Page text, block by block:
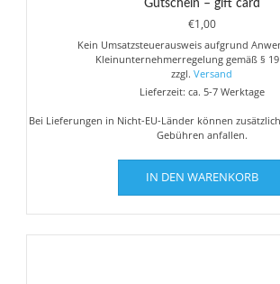
Gutschein – gift card
€1,00
Kein Umsatzsteuerausweis aufgrund
Kleinunternehmerregelung gemäß § 19
zzgl. Versand
Lieferzeit: ca. 5-7 Werktage
Bei Lieferungen in Nicht-EU-Länder können
Gebühren anfallen.
IN DEN WARENKORB